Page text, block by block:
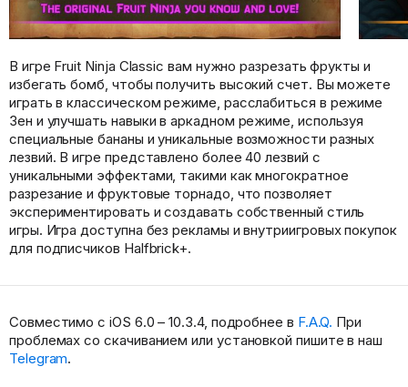
В игре Fruit Ninja Classic вам нужно разрезать фрукты и
избегать бомб, чтобы получить высокий счет. Вы можете
играть в классическом режиме, расслабиться в режиме
Зен и улучшать навыки в аркадном режиме, используя
специальные бананы и уникальные возможности разных
лезвий. В игре представлено более 40 лезвий с
уникальными эффектами, такими как многократное
разрезание и фруктовые торнадо, что позволяет
экспериментировать и создавать собственный стиль
игры. Игра доступна без рекламы и внутриигровых покупок
для подписчиков Halfbrick+.
Совместимо с iOS 6.0 – 10.3.4, подробнее в F.A.Q. При
проблемах со скачиванием или установкой пишите в наш
Telegram.